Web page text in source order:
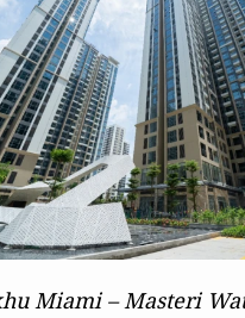
Miami – Masteri